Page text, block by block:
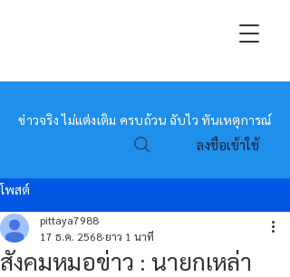
หมอข่าว
ข่าวจริง ไม่แต่งเติม ครบถ้วน ฉับไว ทันเหตุการณ์
ลงชื่อเข้าใช้
โพสต์
สังคมหมอข่าว : นายกเหล่า
pittaya7988
17 ธ.ค. 2568 ยาว 1 นาที